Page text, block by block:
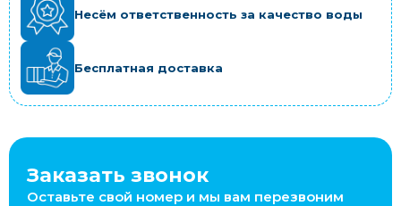
Несём ответственность за качество воды
Бесплатная доставка
Заказать звонок
Оставьте свой номер и мы вам перезвоним